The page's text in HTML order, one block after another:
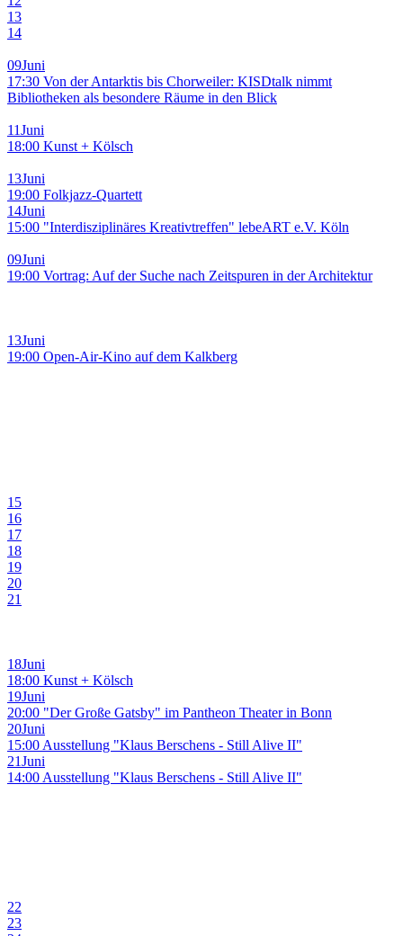
13
14
09Juni
17:30 Von der Antarktis bis Chorweiler: KISDtalk nimmt
Bibliotheken als besondere Räume in den Blick
11Juni
18:00 Kunst + Kölsch
13Juni
19:00 Folkjazz-Quartett
14Juni
15:00 "Interdisziplinäres Kreativtreffen" lebeART e.V. Köln
09Juni
19:00 Vortrag: Auf der Suche nach Zeitspuren in der Architektur
13Juni
19:00 Open-Air-Kino auf dem Kalkberg
15
16
17
18
19
20
21
18Juni
18:00 Kunst + Kölsch
19Juni
20:00 "Der Große Gatsby" im Pantheon Theater in Bonn
20Juni
15:00 Ausstellung "Klaus Berschens - Still Alive II"
21Juni
14:00 Ausstellung "Klaus Berschens - Still Alive II"
22
23